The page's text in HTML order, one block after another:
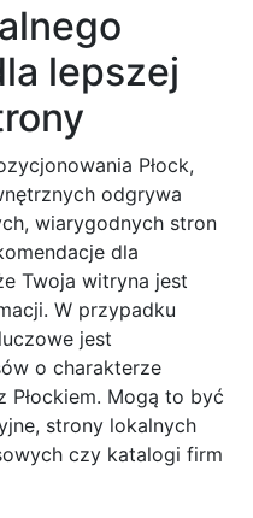
lepszej
Płock,
odgrywa
wiarygodnych stron
dla
Twoja witryna jest
W przypadku
jest
o charakterze
Płockiem. Mogą to być
strony lokalnych
czy katalogi firm